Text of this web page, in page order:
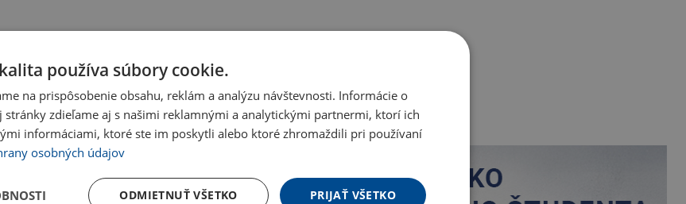
používa súbory cookie.
na prispôsobenie obsahu, reklám a analýzu návštevnosti. Informácie o
stránky zdieľame aj s našimi reklamnými a analytickými partnermi, ktorí ich
informáciami, ktoré ste im poskytli alebo ktoré zhromaždili pri používaní
osobných údajov
PRIJAŤ VŠETKO
ODMIETNUŤ VŠETKO